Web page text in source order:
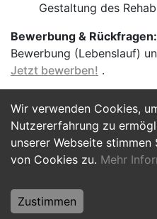
Wir verwenden Cookies,
Nutzererfahrung zu
unserer Webseite stimmen
von Cookies zu. Mehr
Zustimmen
Gestaltung des
Bewerbung & Rückfragen:
Bewerbung (Lebenslauf)
Jetzt bewerben! .
Jetzt